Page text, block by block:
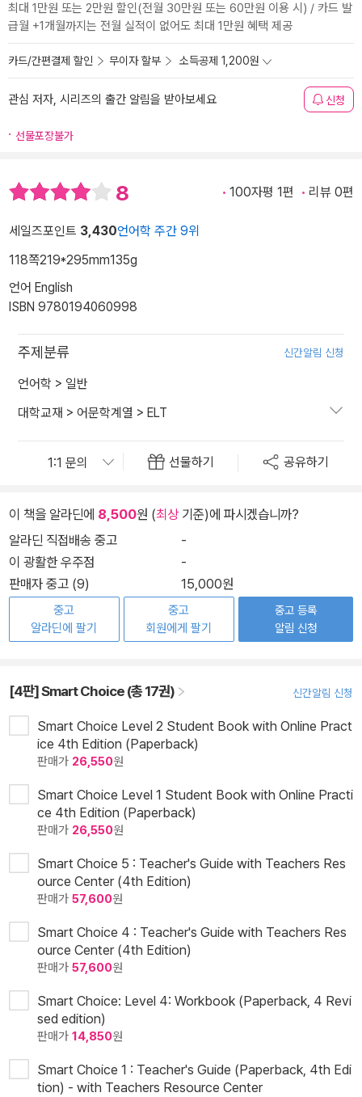
최대 1만원 또는 2만원 할인(전월 30만원 또는 60만원 이용 시) / 카드 발
급월 +1개월까지는 전월 실적이 없어도 최대 1만원 혜택 제공
카드/간편결제 할인 무이자 할부 소득공제 1,200원
관심 저자, 시리즈의 출간 알림을 받아보세요 신청
선물포장불가
8 100자평 1편 리뷰 0편
세일즈포인트 3,430언어학 주간 9위
118쪽219*295mm135g
언어 English
ISBN 9780194060998
주제분류 신간알림 신청
언어학 > 일반
대학교재 > 어문학계열 > ELT
선물하기 공유하기
이 책을 알라딘에 8,500원 (최상기준)에 파시겠습니까?
알라딘 직접배송 중고
-
이 광활한 우주점
-
판매자 중고 (9)
15,000원
중고
알라딘에 팔기
중고
회원에게 팔기
중고 등록
알림 신청
[4판] Smart Choice (총 17권) 신간알림 신청
Smart Choice Level 2 Student Book with Online Pract
ice 4th Edition (Paperback)
판매가 26,550원
Smart Choice Level 1 Student Book with Online Practi
ce 4th Edition (Paperback)
판매가 26,550원
Smart Choice 5 : Teacher's Guide with Teachers Res
ource Center (4th Edition)
판매가 57,600원
Smart Choice 4 : Teacher's Guide with Teachers Res
ource Center (4th Edition)
판매가 57,600원
Smart Choice: Level 4: Workbook (Paperback, 4 Revi
sed edition)
판매가 14,850원
Smart Choice 1 : Teacher's Guide (Paperback, 4th Edi
tion) - with Teachers Resource Center